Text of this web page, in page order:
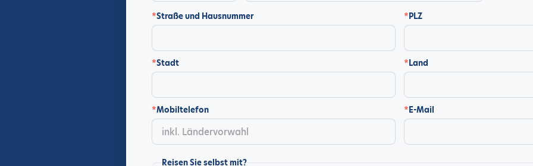
*Straße und Hausnummer *PLZ
*Stadt *Land
*Mobiltelefon *E-Mail
Reisen Sie selbst mit?